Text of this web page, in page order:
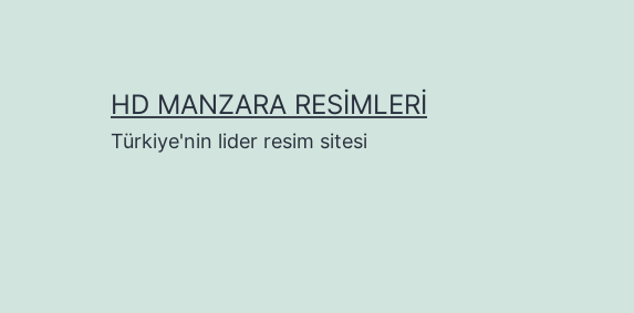
HD MANZARA RESIMLERI
Türkiye'nin lider resim sitesi